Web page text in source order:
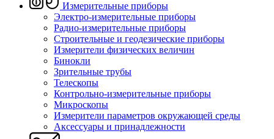
Измерительные приборы
Электро-измерительные приборы
Радио-измерительные приборы
Строительные и геодезические приборы
Измерители физических величин
Бинокли
Зрительные трубы
Телескопы
Контрольно-измерительные приборы
Микроскопы
Измерители параметров окружающей среды
Аксессуары и принадлежности